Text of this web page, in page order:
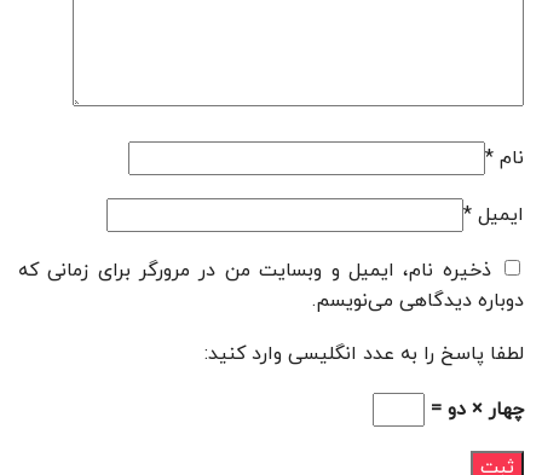
نام *
ایمیل *
ذخیره نام، ایمیل و وبسایت من در مرورگر برای زمانی که
دوباره دیدگاهی می‌نویسم.
لطفا پاسخ را به عدد انگلیسی وارد کنید:
چهار × دو =